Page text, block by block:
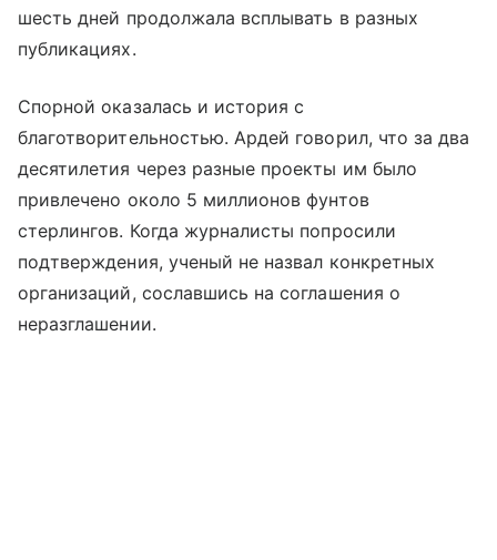
шесть дней продолжала всплывать в разных
публикациях.
Спорной оказалась и история с
благотворительностью. Ардей говорил, что за два
десятилетия через разные проекты им было
привлечено около 5 миллионов фунтов
стерлингов. Когда журналисты попросили
подтверждения, ученый не назвал конкретных
организаций, сославшись на соглашения о
неразглашении.